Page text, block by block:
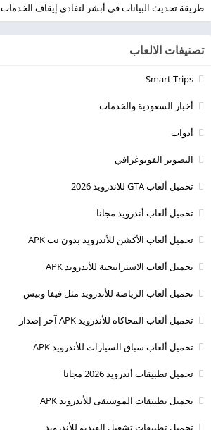
طريقة تحديث البيانات في أبشر لتفادي إيقاف الخدمات
تصنيفات الالعاب
Smart Trips
أخبار السعودية والخدمات
أدوات
التصوير الفوتوغرافي
تحميل ألعاب GTA للاندرويد 2026
تحميل ألعاب أندرويد مجانا
تحميل ألعاب الأكشن للأندرويد بدون نت APK
تحميل ألعاب الاستراتيجية للأندرويد APK
تحميل ألعاب الرياضة للأندرويد مثل فيفا وبيس
تحميل ألعاب المحاكاة للأندرويد APK آخر إصدار
تحميل ألعاب سباق السيارات للأندرويد APK
تحميل تطبيقات أندرويد 2026 مجانا
تحميل تطبيقات الموسيقى للأندرويد APK
تحميل تطبيقات تشغيل الفيديو للأندرويد